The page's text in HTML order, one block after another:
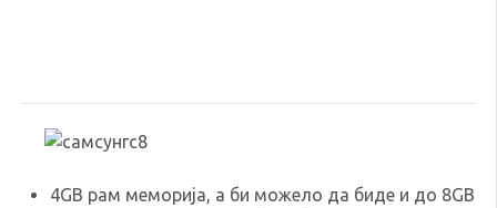
4GB рам меморија, а би можело да биде и до 8GB